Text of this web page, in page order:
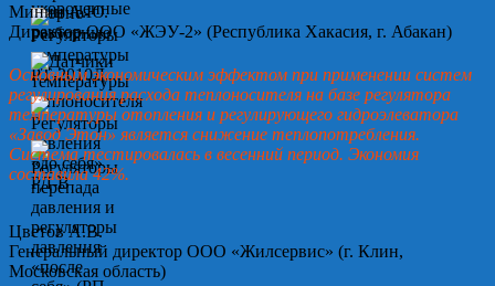
Минин А.Ю.
Директор ООО «ЖЭУ-2» (Республика Хакасия, г. Абакан)
Основным экономическим эффектом при применении систем
регулирования расхода теплоносителя на базе регулятора
температуры отопления и регулирующего гидроэлеватора
«Завод Этон» является снижение теплопотребления.
Система тестировалась в весенний период. Экономия
составила 42%.
Цветов А.В.
Генеральный директор ООО «Жилсервис» (г. Клин,
Московская область)